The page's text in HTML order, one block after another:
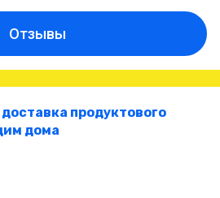
Отзывы
продуктового
дома